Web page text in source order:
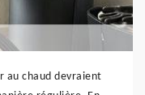
au chaud devraient